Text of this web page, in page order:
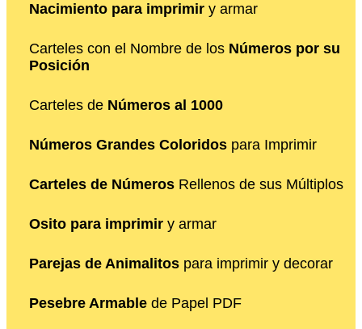
Nacimiento para imprimir y armar
Carteles con el Nombre de los Números por su
Posición
Carteles de Números al 1000
Números Grandes Coloridos para Imprimir
Carteles de Números Rellenos de sus Múltiplos
Osito para imprimir y armar
Parejas de Animalitos para imprimir y decorar
Pesebre Armable de Papel PDF